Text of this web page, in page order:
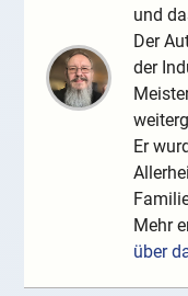
und
Der
der
Er
Mehr
über